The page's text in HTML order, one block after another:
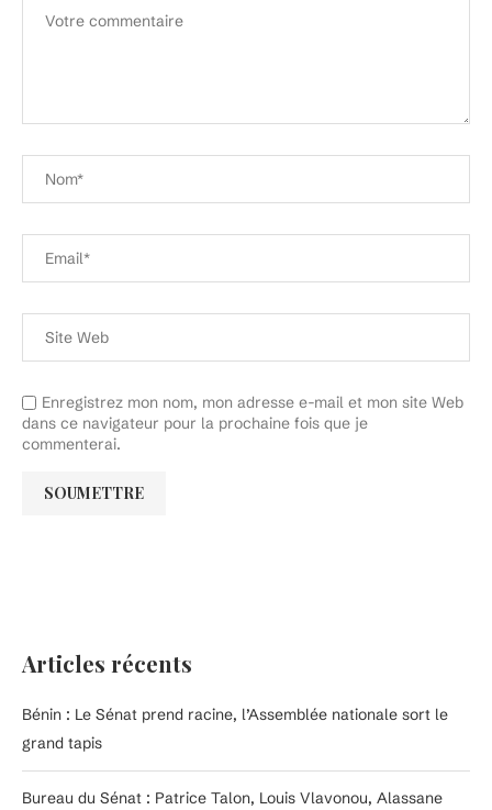
Enregistrez mon nom, mon adresse e-mail et mon site Web
dans ce navigateur pour la prochaine fois que je
commenterai.
Articles récents
Bénin : Le Sénat prend racine, l’Assemblée nationale sort le
grand tapis
Bureau du Sénat : Patrice Talon, Louis Vlavonou, Alassane